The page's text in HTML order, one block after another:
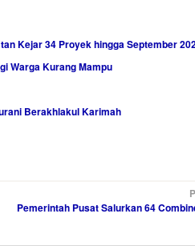
Kejar 34 Proyek hingga September
Warga Kurang Mampu
Berakhlakul Karimah
Pemerintah Pusat Salurkan 64